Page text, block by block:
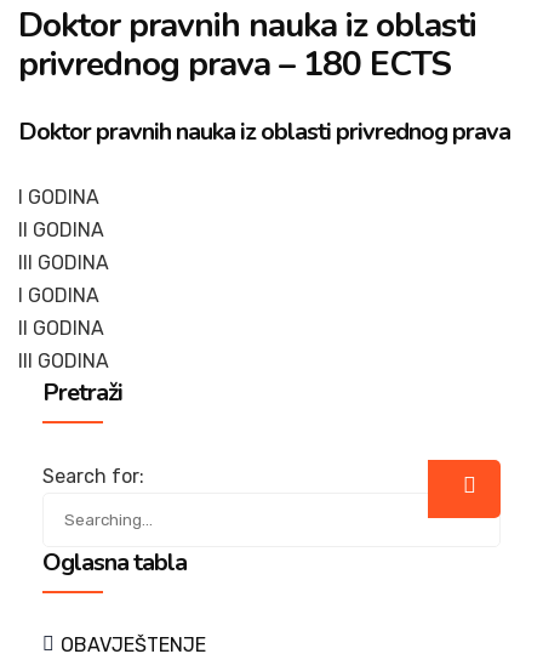
Doktor pravnih nauka iz oblasti
privrednog prava – 180 ECTS
Doktor pravnih nauka iz oblasti privrednog prava
I GODINA
II GODINA
III GODINA
I GODINA
II GODINA
III GODINA
Pretraži
Search for:
Oglasna tabla
OBAVJEŠTENJE